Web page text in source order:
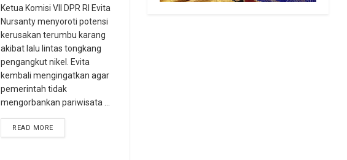
Ketua Komisi VII DPR RI Evita
Nursanty menyoroti potensi
kerusakan terumbu karang
akibat lalu lintas tongkang
pengangkut nikel. Evita
kembali mengingatkan agar
pemerintah tidak
mengorbankan pariwisata ...
READ MORE